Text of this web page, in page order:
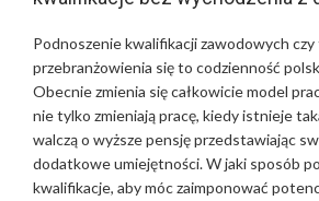
Podnoszenie kwalifikacji zawodowych
przebranżowienia się to codzienność
Obecnie zmienia się całkowicie model
nie tylko zmieniają pracę, kiedy istnieje
walczą o wyższe pensję przedstawiając
dodatkowe umiejętności. W jaki sposób
kwalifikacje, aby móc zaimponować